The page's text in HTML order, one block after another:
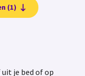
(1)
je bed of op